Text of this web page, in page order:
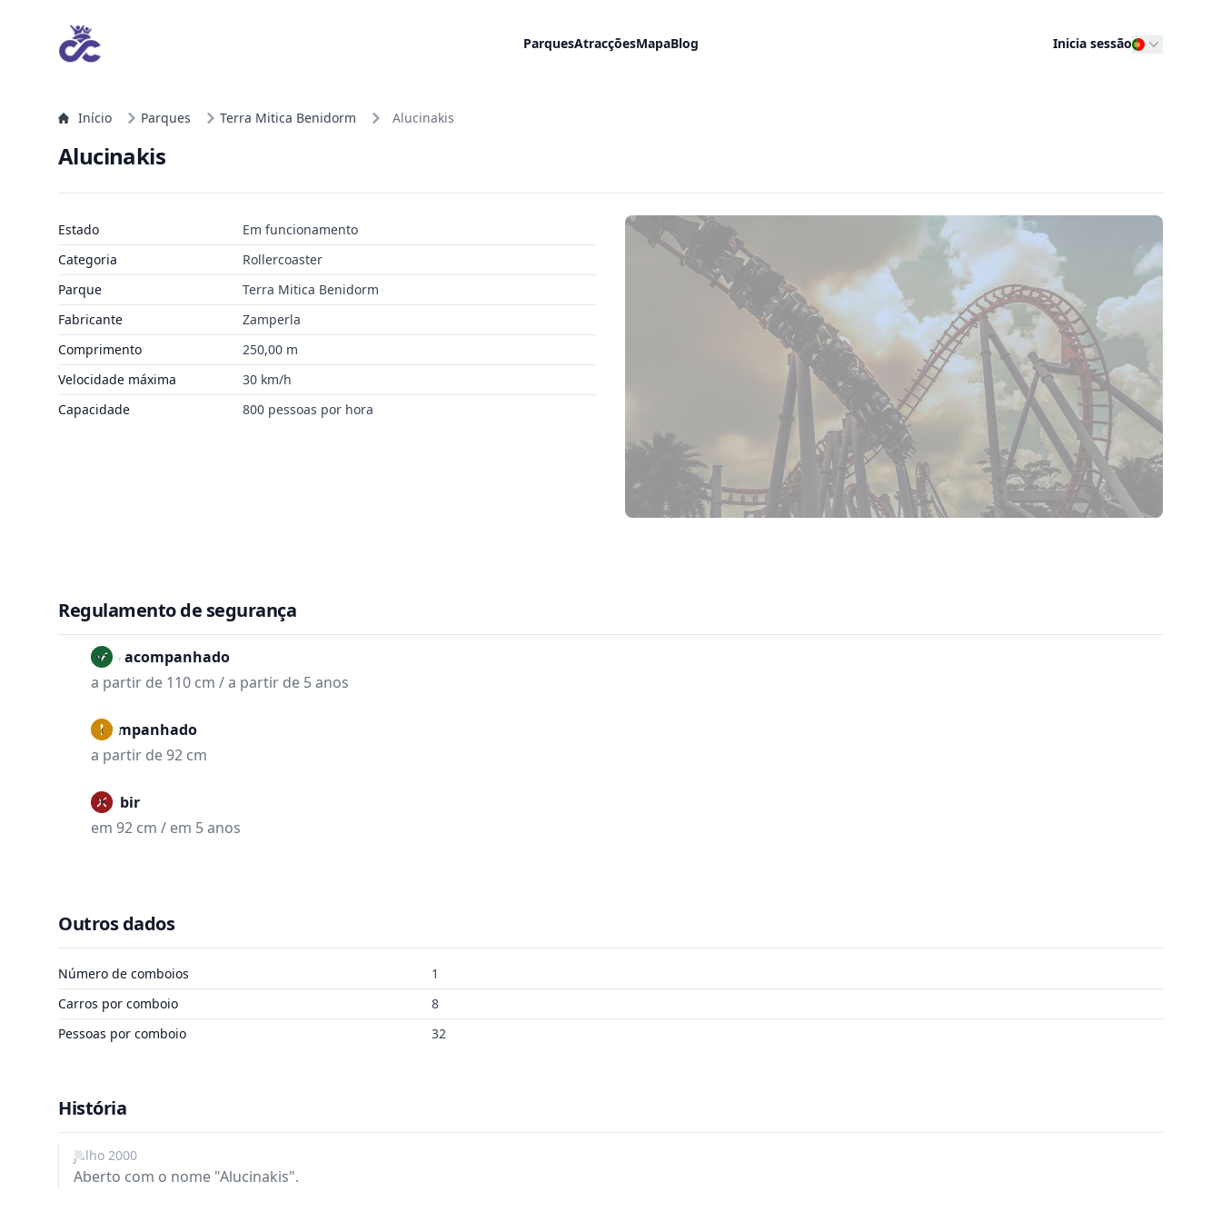
ParquesAtracçõesMapaBlog Inicia sessão
Início Parques Terra Mitica Benidorm Alucinakis
Alucinakis
Estado
Em funcionamento
Categoria
Rollercoaster
Parque
Terra Mitica Benidorm
Fabricante
Zamperla
Comprimento
250,00 m
Velocidade máxima
30 km/h
Capacidade
800 pessoas por hora
Regulamento de segurança
Não acompanhado
a partir de 110 cm / a partir de 5 anos
Acompanhado
a partir de 92 cm
Proibir
em 92 cm / em 5 anos
Outros dados
Número de comboios
1
Carros por comboio
8
Pessoas por comboio
32
História
julho 2000
Aberto com o nome "Alucinakis".